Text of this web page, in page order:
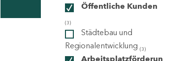
Öffentliche Kunden
(3)
Städtebau und
Regionalentwicklung (3)
Arbeitsplatzförderun